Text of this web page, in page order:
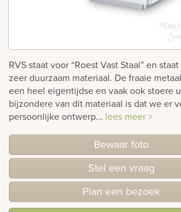
RVS staat voor “Roest Vast Staal” en
zeer duurzaam materiaal. De fraaie
een heel eigentijdse en vaak ook stoere
bijzondere van dit materiaal is dat we er
persoonlijke ontwerp... lees meer >
Bewaar foto
Stel een vraag
Plan een bezoek